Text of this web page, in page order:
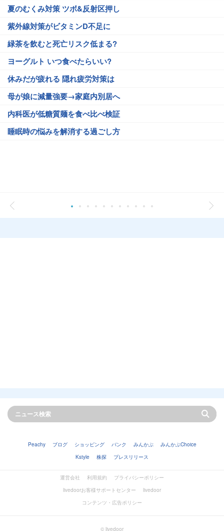
夏のむくみ対策 ツボ&反射区押し
紫外線対策がビタミンD不足に
緑茶を飲むと死亡リスク低まる?
ヨーグルト いつ食べたらいい?
休みだが疲れる 隠れ疲労対策は
母が娘に減量強要→家庭内別居へ
内科医が低糖質麺を食べ比べ検証
睡眠時の悩みを解消する過ごし方
Peachy ブログ ショッピング バンク みんかぶ
みんかぶChoice
Kstyle
株探 プレスリリース
運営会社 利用規約
プライバシーポリシー
livedoorお客様サポートセンター
livedoor
コンテンツ・広告ポリシー
© livedoor